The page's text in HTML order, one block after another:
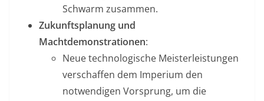
Schwarm zusammen.
Zukunftsplanung und
Machtdemonstrationen:
Neue technologische Meisterleistungen
verschaffen dem Imperium den
notwendigen Vorsprung, um die